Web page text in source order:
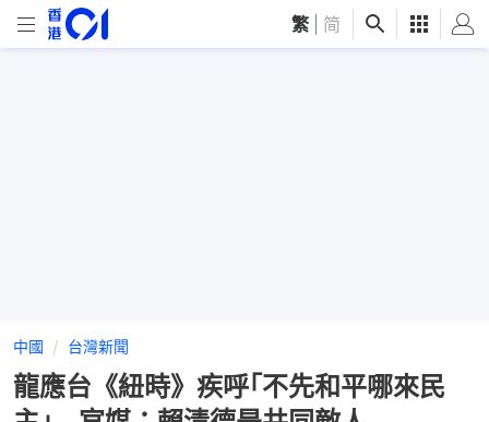
繁 简
中國 台灣新聞
龍應台《紐時》疾呼｢不先和平哪來民